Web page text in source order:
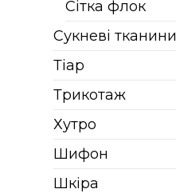
Сітка флок
Сукневі тканини
Тіар
Трикотаж
Хутро
Шифон
Шкіра